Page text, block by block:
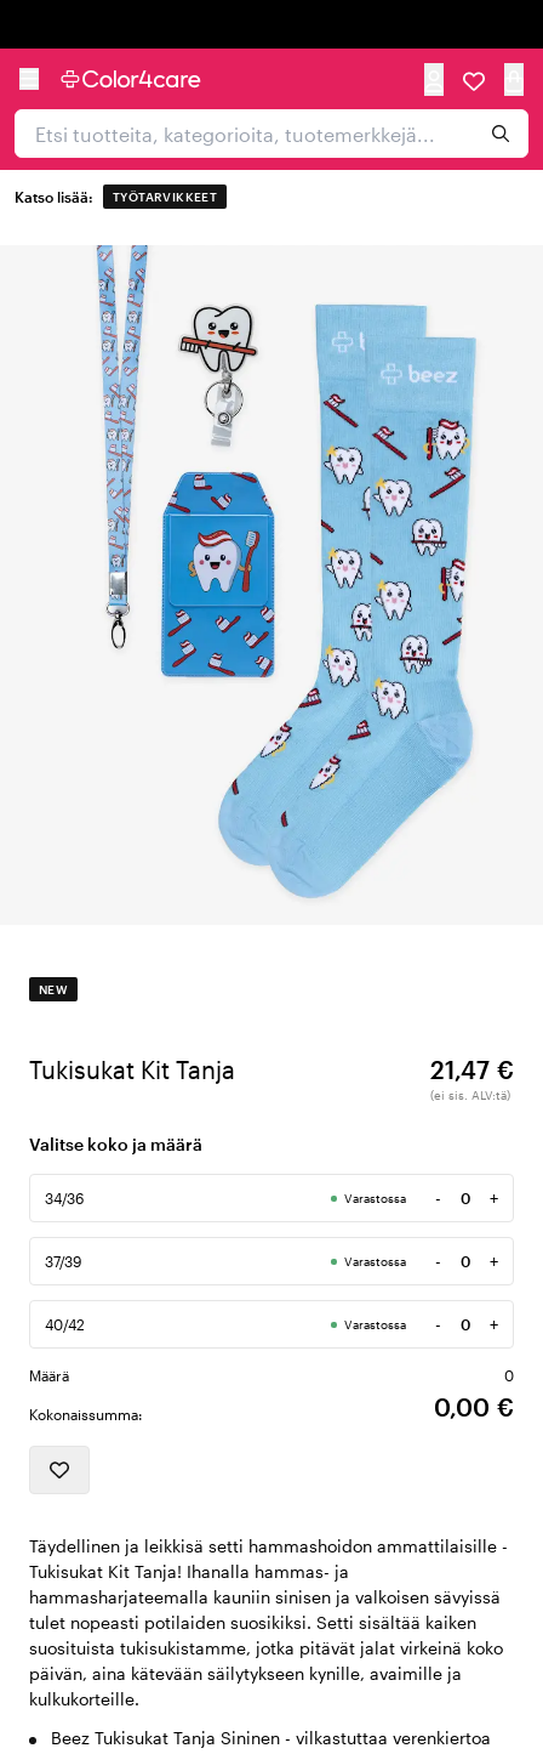
Katso lisää: TYÖTARVIKKEET
NEW
Tukisukat Kit Tanja 21,47 €
(ei sis. ALV:tä)
Valitse koko ja määrä
34/36 Varastossa -
Määrä
+
37/39 Varastossa -
Määrä
+
40/42 Varastossa -
Määrä
+
Määrä 0
Kokonaissumma: 0,00 €
Täydellinen ja leikkisä setti hammashoidon ammattilaisille -
Tukisukat Kit Tanja! Ihanalla hammas- ja
hammasharjateemalla kauniin sinisen ja valkoisen sävyissä
tulet nopeasti potilaiden suosikiksi. Setti sisältää kaiken
suosituista tukisukistamme, jotka pitävät jalat virkeinä koko
päivän, aina kätevään säilytykseen kynille, avaimille ja
kulkukorteille.
Beez Tukisukat Tanja Sininen - vilkastuttaa verenkiertoa